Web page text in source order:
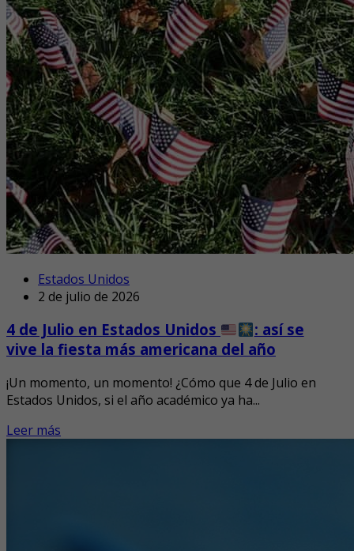
Estados Unidos
2 de julio de 2026
4 de Julio en Estados Unidos
: así se
vive la fiesta más americana del año
¡Un momento, un momento! ¿Cómo que 4 de Julio en
Estados Unidos, si el año académico ya ha...
Leer más